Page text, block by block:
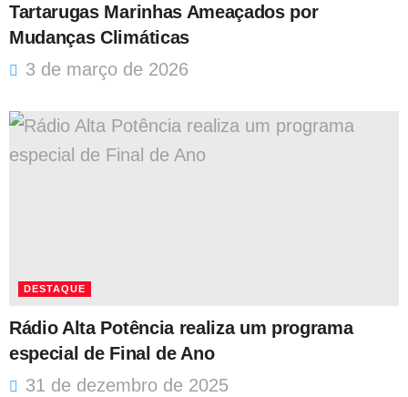
Tartarugas Marinhas Ameaçados por
Mudanças Climáticas
3 de março de 2026
DESTAQUE
Rádio Alta Potência realiza um programa
especial de Final de Ano
31 de dezembro de 2025